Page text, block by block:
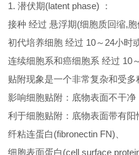
1. 潜伏期(latent phase) ：
接种 经过 悬浮期(细胞质回缩,胞
初代培养细胞 经过 10～24小时
连续细胞系和癌细胞系 经过 10
贴附现象是一个非常复杂和受多
影响细胞贴附：底物表面不干净
利于细胞贴附：底物表面带有阳
纤粘连蛋白(fibronectin FN)、
细胞表面蛋白(cell surface